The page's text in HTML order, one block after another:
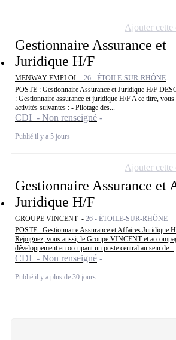
Gestionnaire Assurance et
Juridique H/F
MENWAY EMPLOI - 26 - ÉTOILE-SUR-RHÔNE
POSTE : Gestionnaire Assurance et Juridique H/F
: Gestionnaire assurance et juridique H/F A ce titre, vous
activités suivantes : - Pilotage des...
CDI - Non renseigné
Publié il y a 5 jours
Ajouter cette
Gestionnaire Assurance et
Juridique H/F
GROUPE VINCENT - 26 - ÉTOILE-SUR-RHÔNE
POSTE : Gestionnaire Assurance et Affaires Juridique
Rejoignez, vous aussi, le Groupe VINCENT et
développement en occupant un poste central au sein de...
CDI - Non renseigné
Publié il y a plus de 30 jours
Ajouter cette